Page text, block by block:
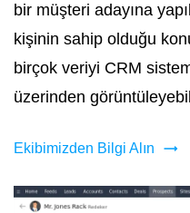
bir müşteri adayına
kişinin sahip olduğu
birçok veriyi CRM
üzerinden
Ekibimizden Bilgi Alın